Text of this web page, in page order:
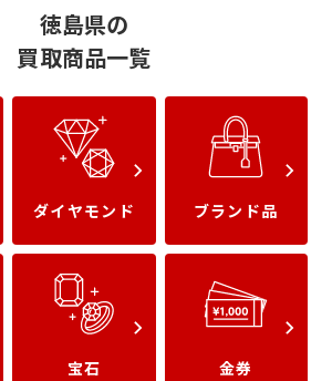
ド JCBギフトカード
徳島県の
買取商品一覧
ダイヤモンド ブランド品
宝石 金券